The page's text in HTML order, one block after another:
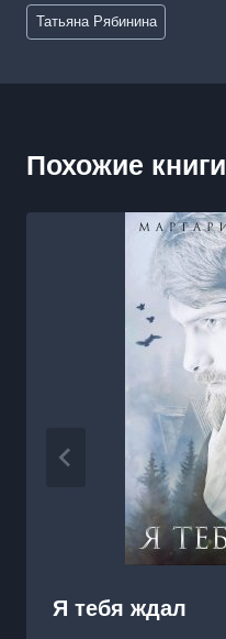
Метки
записи:
Татьяна Рябинина
Похожие книги
Я тебя ждал